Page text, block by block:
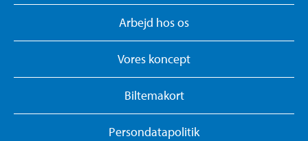
Arbejd hos os
Vores koncept
Biltemakort
Persondatapolitik